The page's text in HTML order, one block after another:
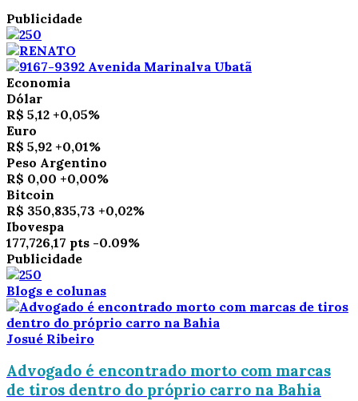
Publicidade
Economia
Dólar
R$ 5,12 +0,05%
Euro
R$ 5,92 +0,01%
Peso Argentino
R$ 0,00 +0,00%
Bitcoin
R$ 350,835,73 +0,02%
Ibovespa
177,726,17 pts -0.09%
Publicidade
Blogs e colunas
Josué Ribeiro
Advogado é encontrado morto com marcas
de tiros dentro do próprio carro na Bahia